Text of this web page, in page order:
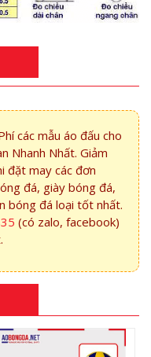
các mẫu áo đấu cho
Nhanh Nhất. Giảm
đặt may các đơn
đá, giày bóng đá,
bóng đá loại tốt nhất.
(có zalo, facebook)